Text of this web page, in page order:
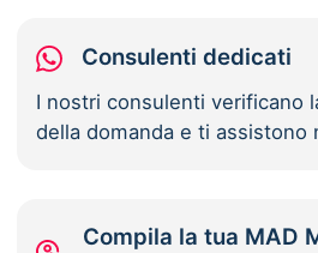
Consulenti dedicati
I nostri consulenti verificano
della domanda e ti assistono
Compila la tua MAD